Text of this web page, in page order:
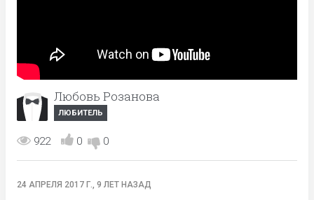
Любовь Розанова
ЛЮБИТЕЛЬ
922 0 0
24 АПРЕЛЯ 2017 Г., 9 ЛЕТ НАЗАД